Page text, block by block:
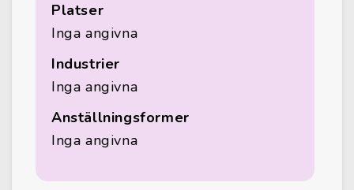
Platser
Inga angivna
Industrier
Inga angivna
Anställningsformer
Inga angivna